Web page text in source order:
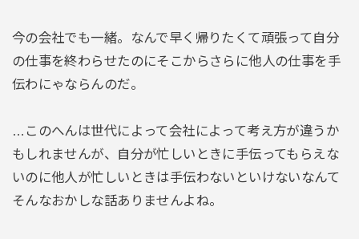
今の会社でも一緒。なんで早く帰りたくて頑張って自分
の仕事を終わらせたのにそこからさらに他人の仕事を手
伝わにゃならんのだ。
…このへんは世代によって会社によって考え方が違うか
もしれませんが、自分が忙しいときに手伝ってもらえな
いのに他人が忙しいときは手伝わないといけないなんて
そんなおかしな話ありませんよね。